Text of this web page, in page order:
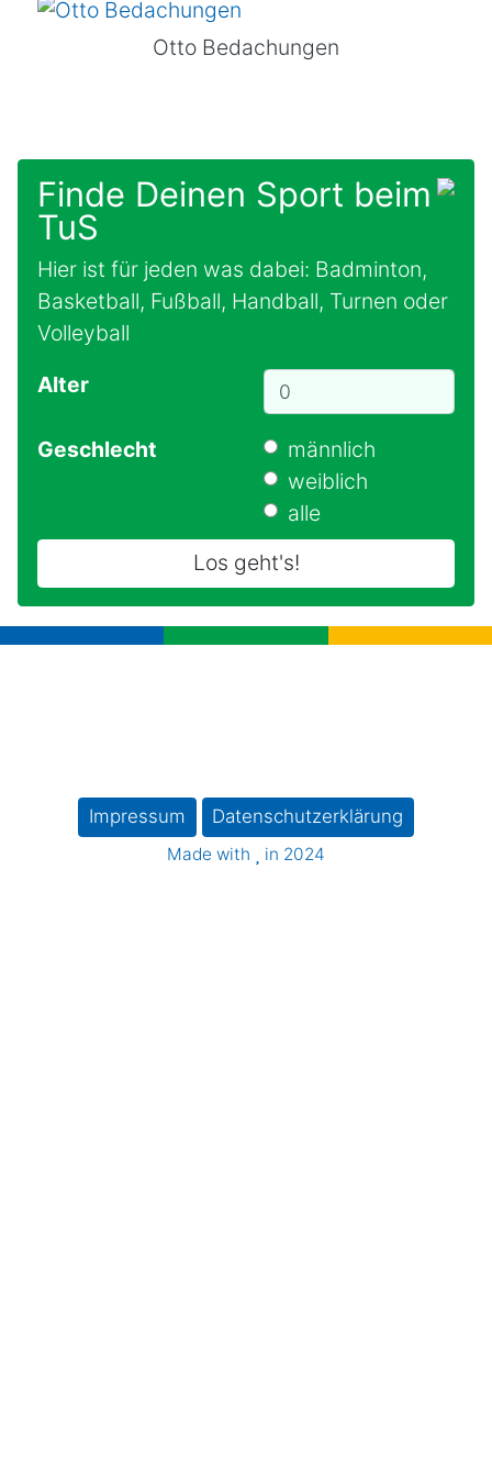
Otto Bedachungen
Finde Deinen Sport beim
TuS
Hier ist für jeden was dabei: Badminton,
Basketball, Fußball, Handball, Turnen oder
Volleyball
Alter
Geschlecht
männlich
weiblich
alle
Los geht's!
Impressum Datenschutzerklärung
Made with in 2024